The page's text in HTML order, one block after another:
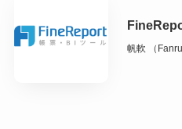
帆軟 （